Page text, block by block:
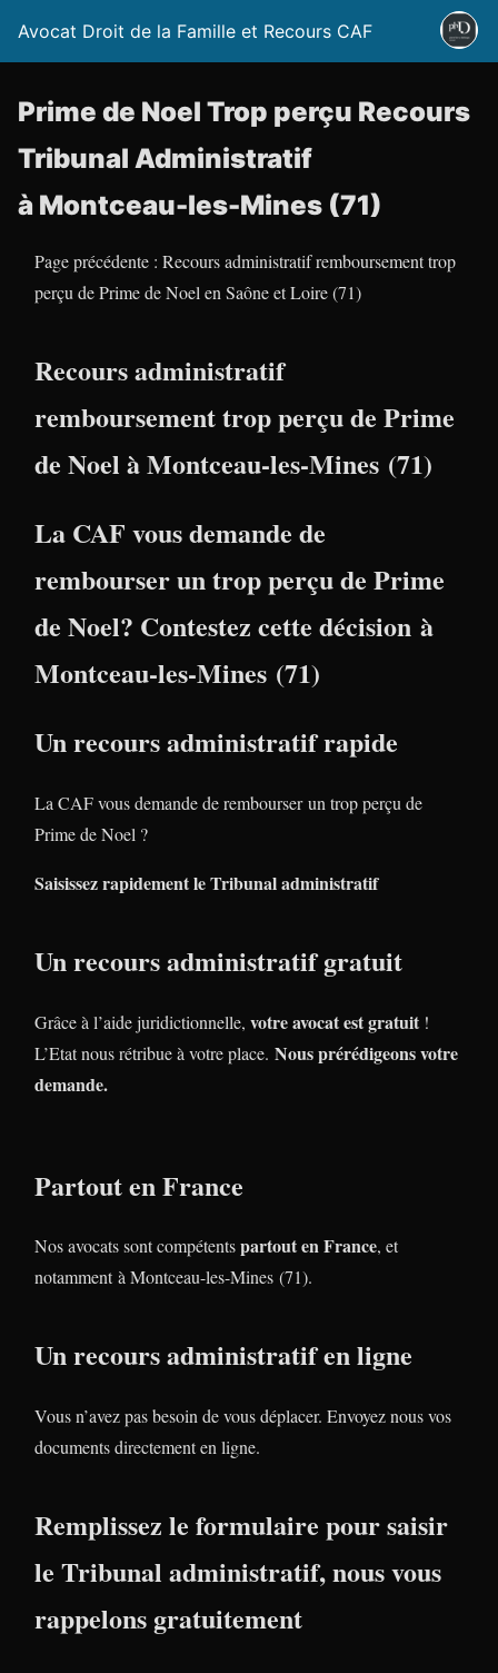
Avocat Droit de la Famille et Recours CAF
Prime de Noel Trop perçu Recours
Tribunal Administratif
à Montceau-les-Mines (71)
Page précédente : Recours administratif remboursement trop
perçu de Prime de Noel en Saône et Loire (71)
Recours administratif
remboursement trop perçu de Prime
de Noel à Montceau-les-Mines (71)
La CAF vous demande de
rembourser un trop perçu de Prime
de Noel? Contestez cette décision à
Montceau-les-Mines (71)
Un recours administratif rapide
La CAF vous demande de rembourser un trop perçu de
Prime de Noel ?
Saisissez rapidement le Tribunal administratif
Un recours administratif gratuit
Grâce à l’aide juridictionnelle, votre avocat est gratuit !
L’Etat nous rétribue à votre place. Nous prérédigeons votre
demande.
Partout en France
Nos avocats sont compétentspartout en France, et
notamment à Montceau-les-Mines (71).
Un recours administratif en ligne
Vous n’avez pas besoin de vous déplacer. Envoyez nous vos
documents directement en ligne.
Remplissez le formulaire pour saisir
le Tribunal administratif, nous vous
rappelons gratuitement